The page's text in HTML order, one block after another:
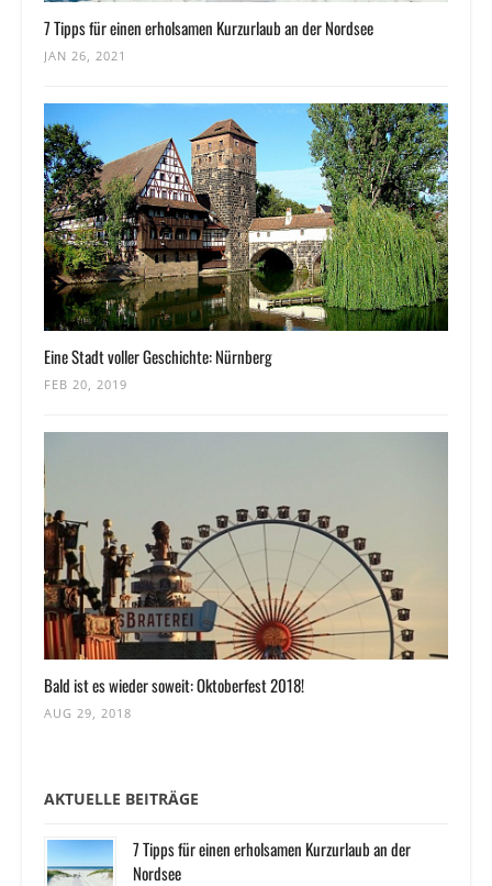
7 Tipps für einen erholsamen Kurzurlaub an der Nordsee
JAN 26, 2021
Eine Stadt voller Geschichte: Nürnberg
FEB 20, 2019
Bald ist es wieder soweit: Oktoberfest 2018!
AUG 29, 2018
AKTUELLE BEITRÄGE
7 Tipps für einen erholsamen Kurzurlaub an der
Nordsee